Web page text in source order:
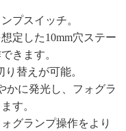
プスイッチ。
定した10mm穴ステー
きます。
替えが可能。
かに発光し、フォグラ
す。
グランプ操作をより